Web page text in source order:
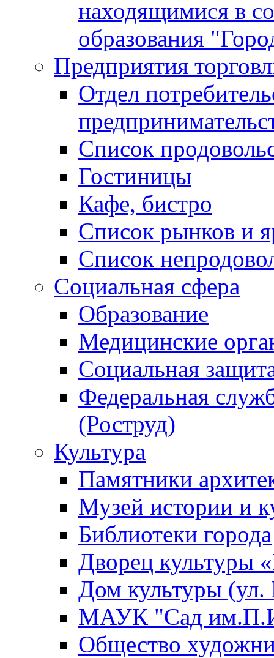
находящимися в
образования
Предприятия
Отдел
Список
Гостиницы
Кафе, бистро
Cписок рынков и
Список
Социальная сфера
Образование
Медицинские
Социальная
Федеральная
(Роструд)
Культура
Памятники
Музей истории и
Библиотеки города
Дворец культуры
Дом культуры (ул.
МАУК "Сад
Общество